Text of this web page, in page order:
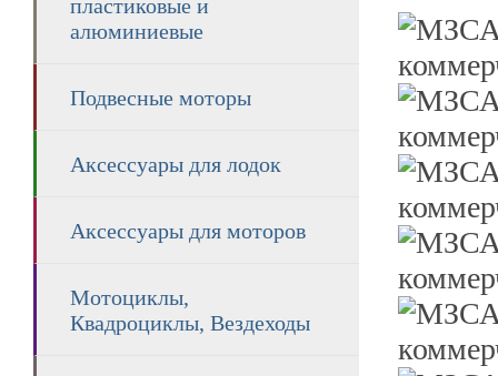
пластиковые и
алюминиевые
Подвесные моторы
Аксессуары для лодок
Аксессуары для моторов
Мотоциклы,
Квадроциклы, Вездеходы